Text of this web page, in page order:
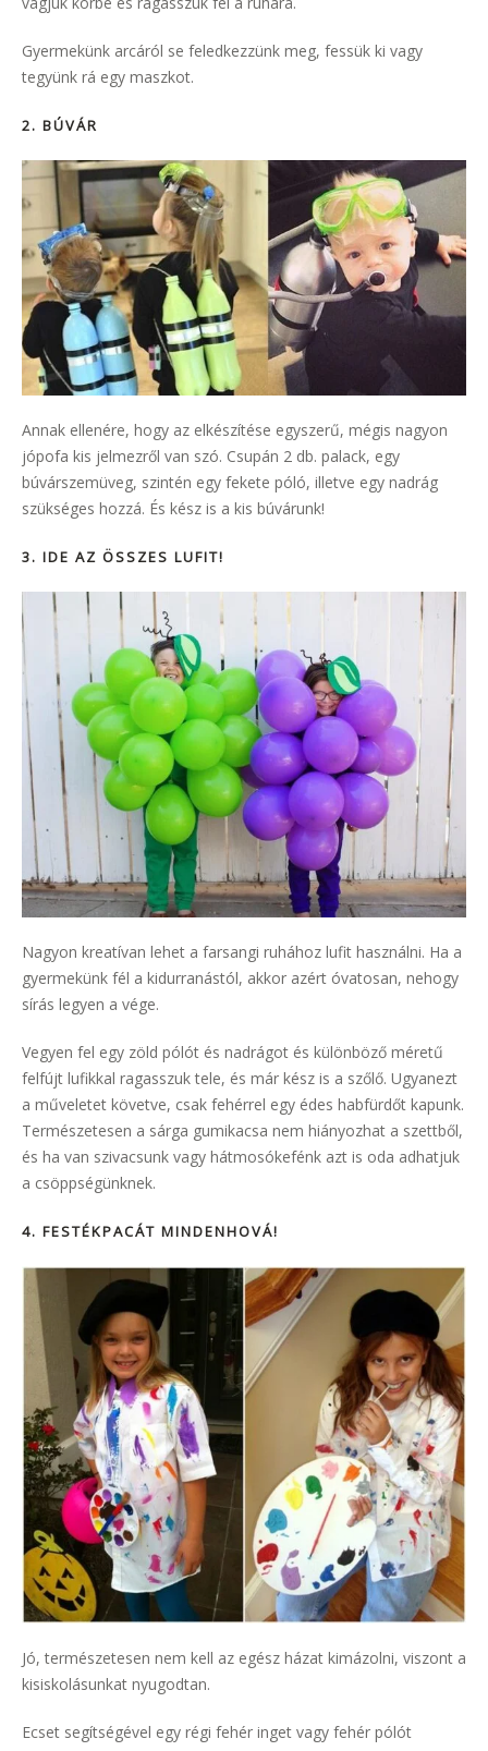
Gyermekünk arcáról se feledkezzünk meg, fessük ki vagy
tegyünk rá egy maszkot.
2. BÚVÁR
Annak ellenére, hogy az elkészítése egyszerű, mégis nagyon
jópofa kis jelmezről van szó. Csupán 2 db. palack, egy
búvárszemüveg, szintén egy fekete póló, illetve egy nadrág
szükséges hozzá. És kész is a kis búvárunk!
3. IDE AZ ÖSSZES LUFIT!
Nagyon kreatívan lehet a farsangi ruhához lufit használni. Ha a
gyermekünk fél a kidurranástól, akkor azért óvatosan, nehogy
sírás legyen a vége.
Vegyen fel egy zöld pólót és nadrágot és különböző méretű
felfújt lufikkal ragasszuk tele, és már kész is a szőlő. Ugyanezt
a műveletet követve, csak fehérrel egy édes habfürdőt kapunk.
Természetesen a sárga gumikacsa nem hiányozhat a szettből,
és ha van szivacsunk vagy hátmosókefénk azt is oda adhatjuk
a csöppségünknek.
4. FESTÉKPACÁT MINDENHOVÁ!
Jó, természetesen nem kell az egész házat kimázolni, viszont a
kisiskolásunkat nyugodtan.
Ecset segítségével egy régi fehér inget vagy fehér pólót